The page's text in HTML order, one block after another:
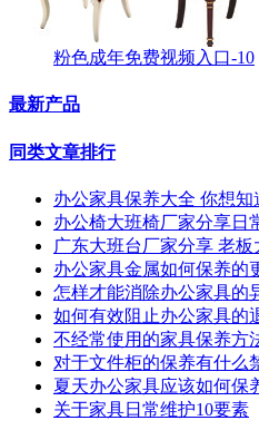
粉色成年免费视频入口-10
最新产品
同类文章排行
办公家具保养大全 你想知
办公椅大班椅厂家分享日
广东大班台厂家分享 老
办公家具金属如何保养的
怎样才能消除办公家具的
如何有效阻止办公家具的
不经常使用的家具保养方
对于文件柜的保养有什么禁忌
夏天办公家具应该如何保
关于家具日常维护10要素